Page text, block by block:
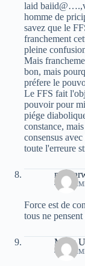
laid
homme de
savez que le
franchement
pleine
Mais
bon, mais
préfere le
Le FFS fait
pouvoir pour
piége
constance,
consensus
toute l'erreure
moh
4
Force est de
tous ne
Mmis
4